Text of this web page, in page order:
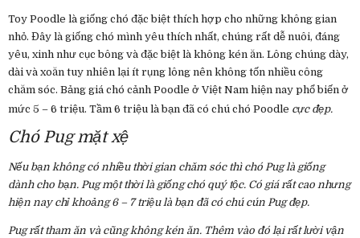
Toy Poodle là giống chó đặc biệt thích hợp cho những không gian
nhỏ. Đây là giống chó mình yêu thích nhất, chúng rất dễ nuôi, đáng
yêu, xinh như cục bông và đặc biệt là không kén ăn. Lông chúng dày,
dài và xoăn tuy nhiên lại ít rụng lông nên không tốn nhiều công
chăm sóc. Bảng giá chó cảnh Poodle ở Việt Nam hiện nay phổ biến ở
mức 5 – 6 triệu. Tầm 6 triệu là bạn đã có chú chó Poodle cực đẹp.
Chó Pug mặt xệ
Nếu bạn không có nhiều thời gian chăm sóc thì chó Pug là giống
dành cho bạn. Pug một thời là giống chó quý tộc. Có giá rất cao nhưng
hiện nay chỉ khoảng 6 – 7 triệu là bạn đã có chú cún Pug đẹp.
Pug rất tham ăn và cũng không kén ăn. Thêm vào đó lại rất lười vận